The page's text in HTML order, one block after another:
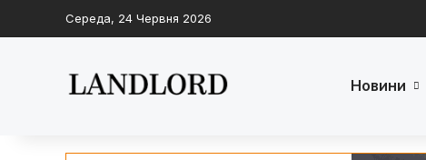
Середа, 24 Червня 2026
Новини